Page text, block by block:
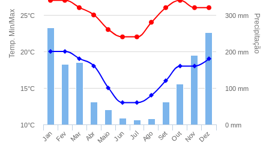
Temp. Min/Max Precipitação
Jan Fev Mar Abr Maio Jun Jul Ago Set Out Nov Dez
10°C
15°C
20°C
25°C
0 mm
100 mm
200 mm
300 mm